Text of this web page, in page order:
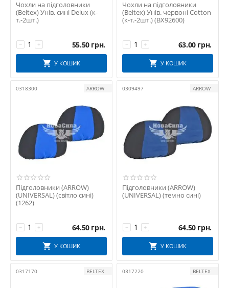
Чохли на підголовники
(Beltex) Унів. сині Delux (к-
т.-2шт.)
+
− 55.50 грн.
У КОШИК
Чохли на підголовники
(Beltex) Унів. червоні Cotton
(к-т.-2шт.) (BX92600)
+
− 63.00 грн.
У КОШИК
0318300 ARROW
Підголовники (ARROW)
(UNIVERSAL) (світло сині)
(1262)
+
− 64.50 грн.
У КОШИК
0309497 ARROW
Підголовники (ARROW)
(UNIVERSAL) (темно сині)
+
− 64.50 грн.
У КОШИК
0317170 BELTEX 0317220 BELTEX